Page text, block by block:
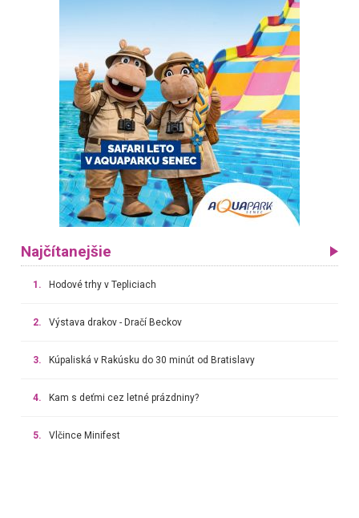
Najčítanejšie
1. Hodové trhy v Tepliciach
2. Výstava drakov - Dračí Beckov
3. Kúpaliská v Rakúsku do 30 minút od Bratislavy
4. Kam s deťmi cez letné prázdniny?
5. Vlčince Minifest